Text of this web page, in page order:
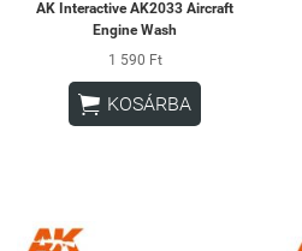
AK Interactive AK2033 Aircraft
Engine Wash
1 590 Ft
 KOSÁRBA